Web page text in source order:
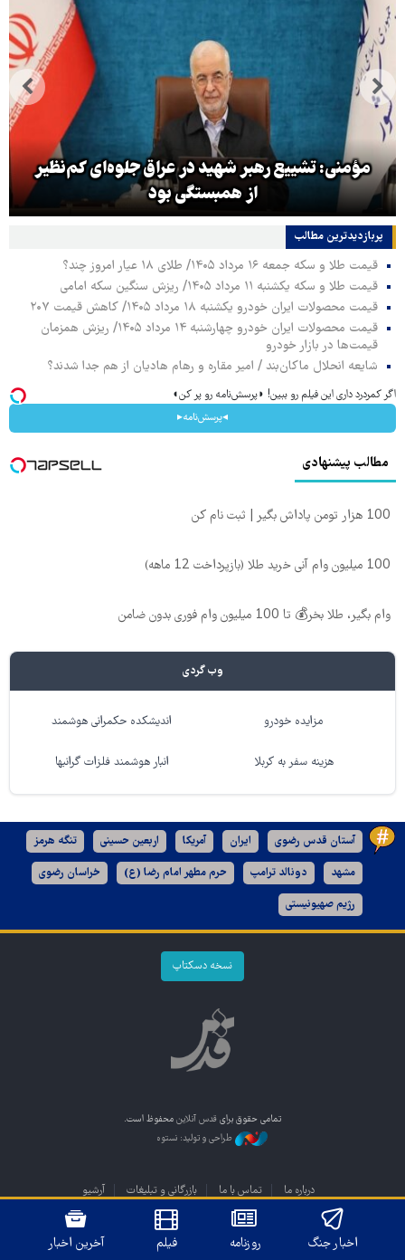
کم‌نظیر
عراقچی: اکنون هیچ مذاکره‌ای با
پربازدیدترین‌ مطالب
قیمت طلا و سکه جمعه ۱۶ مرداد ۱۴۰۵/ طلای ۱۸ عیار امروز چند؟
قیمت طلا و سکه یکشنبه ۱۱ مرداد ۱۴۰۵/ ریزش سنگین سکه امامی
قیمت محصولات ایران خودرو یکشنبه ۱۸ مرداد ۱۴۰۵/ کاهش قیمت ۲۰۷
قیمت محصولات ایران خودرو چهارشنبه ۱۴ مرداد ۱۴۰۵/ ریزش همزمان
قیمت‌ها در بازار خودرو
شایعه انحلال ماکان‌بند / امیر مقاره و رهام هادیان از هم جدا شدند؟
اگر کمردرد داری این فیلم رو ببین! ◗پرسش‌نامه رو پر کن◖
◂پرسش‌نامه▸
مطالب پیشنهادی
100 هزار تومن پاداش بگیر | ثبت نام کن
100 میلیون وام آنی خرید طلا (بازپرداخت 12 ماهه)
وام بگیر، طلا بخر💰 تا 100 میلیون وام فوری بدون ضامن
وب گردی
مزایده خودرو اندیشکده حکمرانی هوشمند
هزینه سفر به کربلا انبار هوشمند فلزات گرانبها
آستان قدس رضوی ایران آمریکا اربعین حسینی تنگه هرمز
مشهد دونالد ترامپ حرم مطهر امام رضا (ع) خراسان رضوی
رژیم صهیونیستی
نسخه دسکتاپ
تمامی حقوق برای قدس آنلاین محفوظ است.
طراحی و تولید: نستوه
درباره ما تماس با ما بازرگانی و تبلیغات آرشیو
اخبار جنگ روزنامه فیلم آخرین اخبار